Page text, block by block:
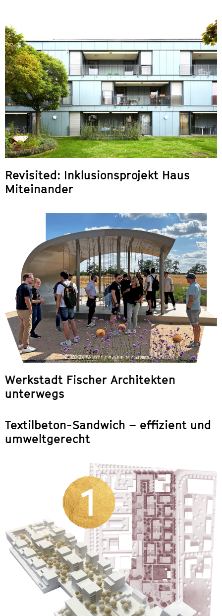
Revisited: Inklusionsprojekt Haus
Miteinander
Werkstadt Fischer Architekten
unterwegs
Textilbeton-Sandwich – effizient und
umweltgerecht